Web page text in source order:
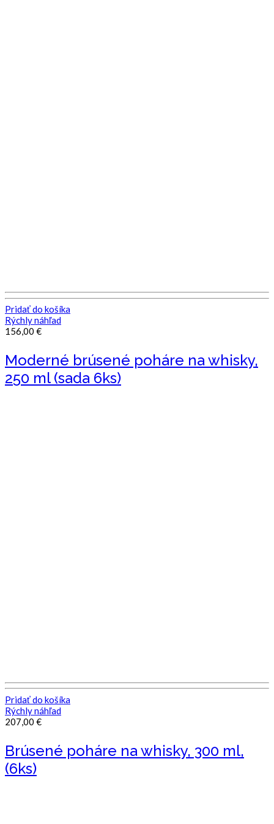
Pridať do košíka
Rýchly náhľad
156,00 €
Moderné brúsené poháre na whisky,
250 ml (sada 6ks)
Pridať do košíka
Rýchly náhľad
207,00 €
Brúsené poháre na whisky, 300 ml,
(6ks)